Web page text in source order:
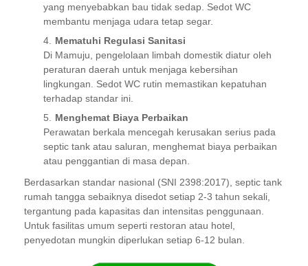
yang menyebabkan bau tidak sedap. Sedot WC
membantu menjaga udara tetap segar.
Mematuhi Regulasi Sanitasi
Di Mamuju, pengelolaan limbah domestik diatur oleh
peraturan daerah untuk menjaga kebersihan
lingkungan. Sedot WC rutin memastikan kepatuhan
terhadap standar ini.
Menghemat Biaya Perbaikan
Perawatan berkala mencegah kerusakan serius pada
septic tank atau saluran, menghemat biaya perbaikan
atau penggantian di masa depan.
Berdasarkan standar nasional (SNI 2398:2017), septic tank
rumah tangga sebaiknya disedot setiap 2-3 tahun sekali,
tergantung pada kapasitas dan intensitas penggunaan.
Untuk fasilitas umum seperti restoran atau hotel,
penyedotan mungkin diperlukan setiap 6-12 bulan.